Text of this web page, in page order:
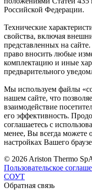
Российской Федерации.
Технические
свойства, включая
представленных на
право вносить любые
комплектацию и иные
предварительного
Мы используем файлы
нашем сайте, что
взаимодействие
его эффективность.
соглашаетесь с
менее, Вы всегда можете
настройках Вашего
© 2026 Ariston Thermo
Пользовательское
СОУТ
Обратная связь